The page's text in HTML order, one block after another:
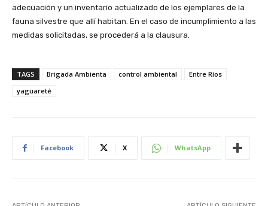
adecuación y un inventario actualizado de los ejemplares de la
fauna silvestre que allí habitan. En el caso de incumplimiento a las
medidas solicitadas, se procederá a la clausura.
TAGS Brigada Ambienta control ambiental
Entre Ríos
yaguareté
Facebook X WhatsApp